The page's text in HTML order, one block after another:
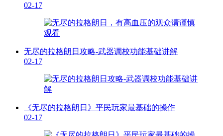
02-17
无尽的拉格朗日攻略-武器调校功能基础讲解
02-17
《无尽的拉格朗日》平民玩家最基础的操作
02-17